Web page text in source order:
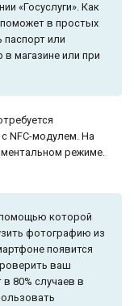
«Госуслуги». Как
в простых
паспорт или
магазине или при
NFC-модулем. На
режиме.
которой
фотографию из
появится
ваш
80% случаев в